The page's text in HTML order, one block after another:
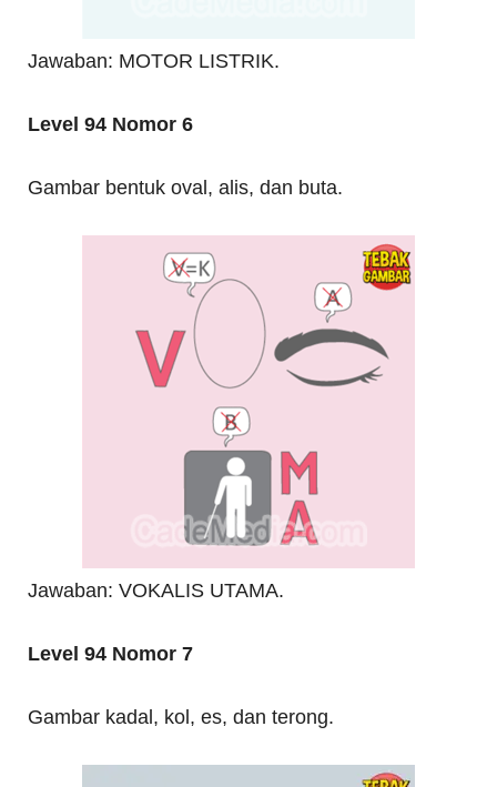
Jawaban: MOTOR LISTRIK.
Level 94 Nomor 6
Gambar bentuk oval, alis, dan buta.
Jawaban: VOKALIS UTAMA.
Level 94 Nomor 7
Gambar kadal, kol, es, dan terong.